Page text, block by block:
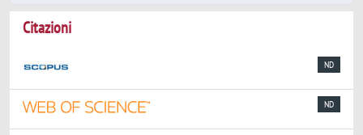
Citazioni
ND
ND